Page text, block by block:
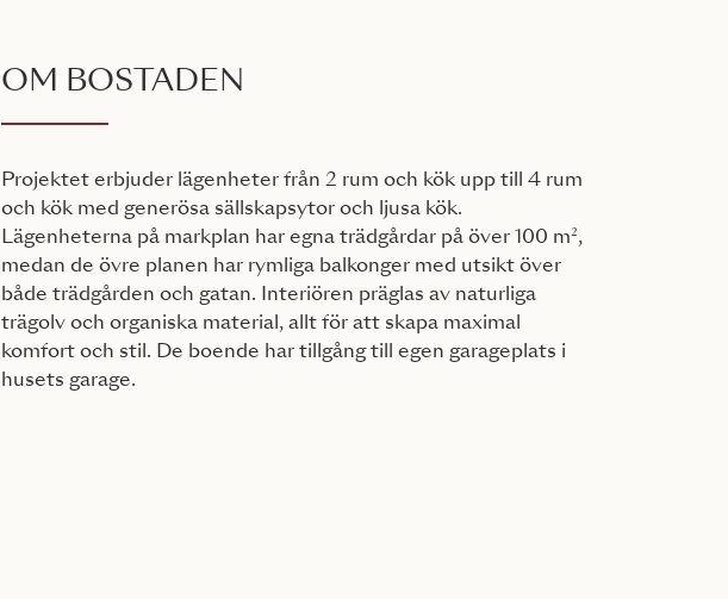
OM BOSTADEN
Projektet erbjuder lägenheter från 2 rum och kök upp till 4 rum
och kök med generösa sällskapsytor och ljusa kök.
Lägenheterna på markplan har egna trädgårdar på över 100 m²,
medan de övre planen har rymliga balkonger med utsikt över
både trädgården och gatan. Interiören präglas av naturliga
trägolv och organiska material, allt för att skapa maximal
komfort och stil. De boende har tillgång till egen garageplats i
husets garage.